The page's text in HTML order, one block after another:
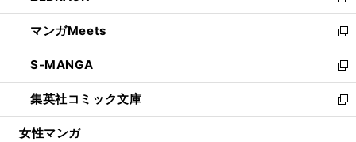
開
く
ウ
で
開
く
ン
ド
ウ
で
開
く
ウ
ィ
ン
ド
ウ
で
開
し
い
ウ
ィ
ン
ド
ウ
マンガMeets
新
し
い
ウ
ィ
ン
S-MANGA
新
し
い
ウ
集英社コミック文庫
新
し
女性マンガ